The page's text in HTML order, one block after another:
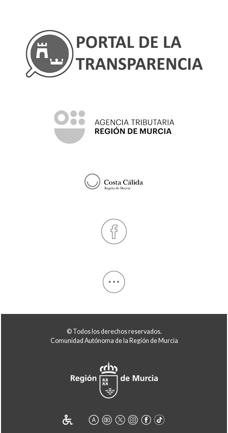
© Todos los derechos reservados.
Comunidad Autónoma de la Región de Murcia